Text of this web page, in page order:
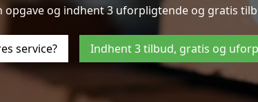
og indhent 3 uforpligtende og gratis
service? Indhent 3 tilbud, gratis og